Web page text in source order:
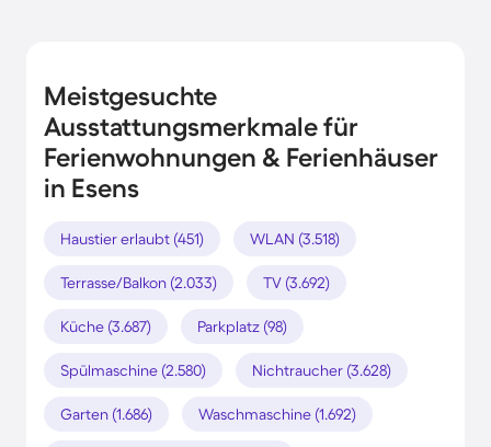
Meistgesuchte
Ausstattungsmerkmale für
Ferienwohnungen & Ferienhäuser
in Esens
Haustier erlaubt (451) WLAN (3.518)
Terrasse/Balkon (2.033) TV (3.692)
Küche (3.687) Parkplatz (98)
Spülmaschine (2.580) Nichtraucher (3.628)
Garten (1.686) Waschmaschine (1.692)